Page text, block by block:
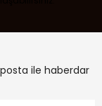
ile haberdar